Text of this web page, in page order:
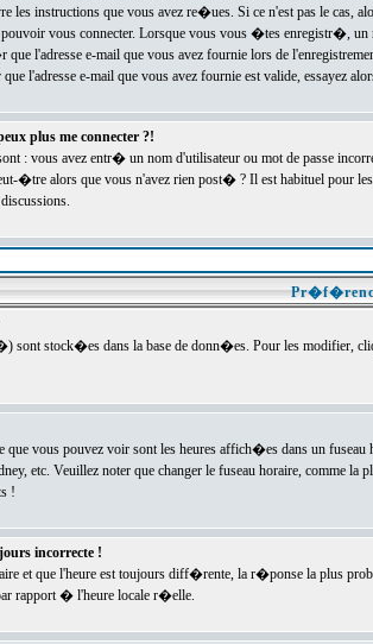
les instructions que vous avez re�ues. Si ce n'est pas le
vous connecter. Lorsque vous vous �tes enregistr�,
l'adresse e-mail que vous avez fournie lors de
l'adresse e-mail que vous avez fournie est valide, essayez
plus me connecter ?!
: vous avez entr� un nom d'utilisateur ou mot de passe
�tre alors que vous n'avez rien post� ? Il est habituel
stock�es dans la base de donn�es. Pour les modifier,
que vous pouvez voir sont les heures affich�es dans un
etc. Veuillez noter que changer le fuseau horaire,
!
incorrecte !
et que l'heure est toujours diff�rente, la r�ponse la plus
rapport � l'heure locale r�elle.